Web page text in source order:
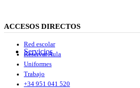
Servicios
ACCESOS DIRECTOS
Red escolar
Reservar Aula
Uniformes
Trabajo
+34 951 041 520